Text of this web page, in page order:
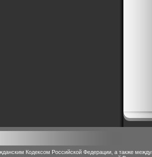
Кодексом Российской Федерации, а также